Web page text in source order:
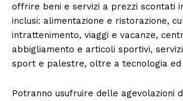
offrire beni e servizi a prezzi scontati
inclusi: alimentazione e ristorazione,
intrattenimento, viaggi e vacanze,
abbigliamento e articoli sportivi,
sport e palestre, oltre a tecnologia ed
Potranno usufruire delle agevolazioni